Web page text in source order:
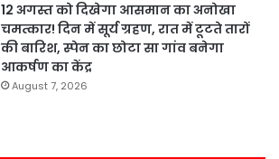
12 अगस्त को दिखेगा आसमान का अनोखा
चमत्कार! दिन में सूर्य ग्रहण, रात में टूटते तारों
की बारिश, स्पेन का छोटा सा गांव बनेगा
आकर्षण का केंद्र
August 7, 2026